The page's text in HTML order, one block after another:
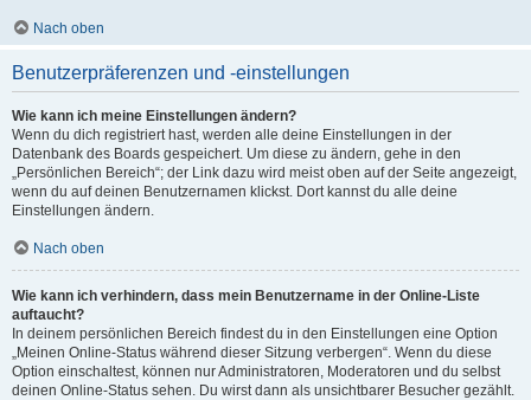
Nach oben
Benutzerpräferenzen und -einstellungen
Wie kann ich meine Einstellungen ändern?
Wenn du dich registriert hast, werden alle deine Einstellungen in der
Datenbank des Boards gespeichert. Um diese zu ändern, gehe in den
„Persönlichen Bereich“; der Link dazu wird meist oben auf der Seite angezeigt,
wenn du auf deinen Benutzernamen klickst. Dort kannst du alle deine
Einstellungen ändern.
Nach oben
Wie kann ich verhindern, dass mein Benutzername in der Online-Liste
auftaucht?
In deinem persönlichen Bereich findest du in den Einstellungen eine Option
„Meinen Online-Status während dieser Sitzung verbergen“. Wenn du diese
Option einschaltest, können nur Administratoren, Moderatoren und du selbst
deinen Online-Status sehen. Du wirst dann als unsichtbarer Besucher gezählt.